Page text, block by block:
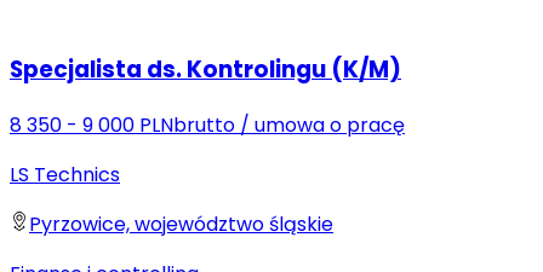
Specjalista ds. Kontrolingu (K/M)
8 350 - 9 000 PLNbrutto / umowa o pracę
LS Technics
Pyrzowice, województwo śląskie